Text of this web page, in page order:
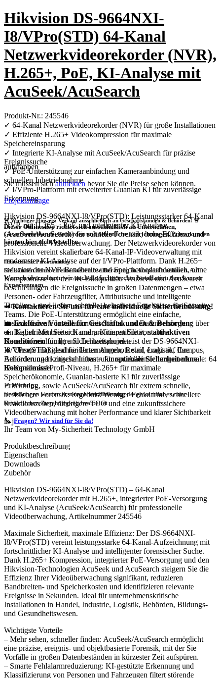
Hikvision DS-9664NXI-
I8/VPro(STD) 64‑Kanal
Netzwerkvideorekorder (NVR),
H.265+, PoE, KI-Analyse mit
AcuSeek/AcuSearch
Produkt-Nr.: 245546
✓ 64‑Kanal Netzwerkvideorekorder (NVR) für große Installationen
✓ Effiziente H.265+ Videokompression für maximale
Speichereinsparung
✓ Integrierte KI-Analyse mit AcuSeek/AcuSearch für präzise
Ereignissuche
✓ PoE-Unterstützung zur einfachen Kameraanbindung und
schnellen Inbetriebnahme
✓ I/VPro-Plattform mit erweiterter Guanlan KI für zuverlässige
Erkennung
Hikvision DS-9664NXI-I8/VPro(STD): Leistungsstarker 64‑Kanal
NVR mit H.265+, PoE und intelligenter KI-Analyse
(AcuSeek/AcuSearch) für schnelle Forensik, hohe Effizienz und
professionelle Videoüberwachung. Der Netzwerkvideorekorder von
Hikvision vereint skalierbare 64‑Kanal-IP-Videoverwaltung mit
modernster KI-Analyse auf der I/VPro-Plattform. Dank H.265+
reduziert der NVR Bandbreite und Speicherbedarf deutlich, ohne
Kompromisse bei der 4K-Bildqualität. AcuSeek und AcuSearch
beschleunigen die Ereignissuche in großen Datenmengen – etwa
Personen- oder Fahrzeugfilter, Attributsuche und intelligente
Timeline – und liefern schnelle, belastbare Ergebnisse für Security-
Teams. Die PoE-Unterstützung ermöglicht eine einfache,
kosteneffiziente Installation mit Strom- und Datenversorgung über
ein Kabel. Mit breiter Kamera-Kompatibilität, stabiler
Daueraufzeichnung und Echtzeitalarmen ist der DS-9664NXI-
I8/VPro(STD) ideal für Unternehmen, Retail, Logistik, Campus,
Behörden und kritische Infrastrukturen. Alleinstellungsmerkmale: 64
IP-Kanäle auf Profi-Niveau, H.265+ für maximale
Speicherökonomie, Guanlan-basierte KI für zuverlässige
Erkennung, sowie AcuSeek/AcuSearch für extrem schnelle,
treffsichere Forensik. Ergebnis: Weniger Fehlalarme, schnellere
Reaktionszeiten, niedrigere TCO und eine zukunftssichere
Videoüberwachung mit hoher Performance und klarer Sichtbarkeit
in jedem Szenario.
aufklappen
Sie müssen sichanmelden bevor Sie die Preise sehen können.
Projektanfrage
🚨 Wichtiger Hinweis: Verkauf ausschließlich an Geschäftskunden & Behörden! 🚨
Dieser Onlineshop richtet sichausschließlichan Unternehmen,
Gewerbetreibende, Behörden und öffentliche Einrichtungen.Privatkunden
können hier nicht bestellen.
❗Hinweis für Privatkunden:
Sie können dennoch einekostenlose Beratungin Anspruch nehmen. Auf
Wunsch übernehmen wir auch diefachgerechte Installationdurch unser
Expertenteam.
➡Kontaktieren Sie uns für eine individuelle Sicherheitslösung!
💼Exklusive Vorteile für Geschäftskunden & Behörden:
🔹 Registrieren Sie sich und profitieren Sie vonattraktiven
Konditionenfür Ihre Sicherheitsprojekte.
🔹 Unsere maßgeschneiderten Angebote sind exakt auf Ihre
Anforderungen zugeschnitten – füroptimale Sicherheit ohne
Kompromisse.
📌Wichtig:
Bestellungen werdenerst nach Verifizierungder gewerblichen oder
behördlichen Zugehörigkeit bearbeitet.
📞Fragen? Wir sind für Sie da!
Ihr Team von My-Sicherheit Technology GmbH
Produktbeschreibung
Eigenschaften
Downloads
Zubehör
Hikvision DS-9664NXI-I8/VPro(STD) – 64‑Kanal
Netzwerkvideorekorder mit H.265+, integrierter PoE‑Versorgung
und KI-Analyse (AcuSeek/AcuSearch) für professionelle
Videoüberwachung, Artikelnummer 245546
Maximale Sicherheit, maximale Effizienz: Der DS-9664NXI-
I8/VPro(STD) vereint leistungsstarke 64-Kanal-Aufzeichnung mit
fortschrittlicher KI-Analyse und intelligenter forensischer Suche.
Dank H.265+ Kompression, integrierter PoE-Versorgung und den
Hikvision-Technologien AcuSeek und AcuSearch steigern Sie die
Effizienz Ihrer Videoüberwachung signifikant, reduzieren
Bandbreiten- und Speicherkosten und identifizieren relevante
Ereignisse in Sekunden. Ideal für unternehmenskritische
Installationen in Handel, Industrie, Logistik, Behörden, Bildungs-
und Gesundheitswesen.
Wichtigste Vorteile
– Mehr sehen, schneller finden: AcuSeek/AcuSearch ermöglicht
eine präzise, ereignis- und objektbasierte Forensik, mit der Sie
Vorfälle in großen Datenbeständen in kürzester Zeit aufspüren.
– Smarte Fehlalarmreduzierung: KI-gestützte Erkennung und
Klassifizierung von Personen und Fahrzeugen filtert störende